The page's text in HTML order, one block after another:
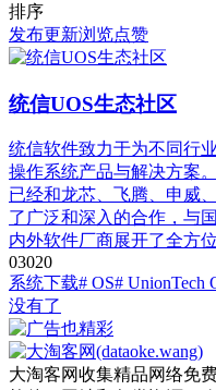
排序
发布更新浏览点赞
统信UOS生态社区
统信软件致力于为不同行
操作系统产品与解决方案
已经和龙芯、飞腾、申威
了广泛和深入的合作，与
内外软件厂商展开了全方
03020
系统下载# OS# UnionTech
没有了
大淘客网收集精品网络免